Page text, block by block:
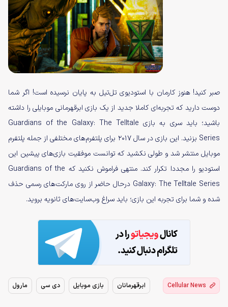
صبر کنید! هنوز کارمان با استودیوی تل‌تیل به پایان نرسیده است! اگر شما
دوست دارید که تجربه‌ای کاملا جدید از یک بازی ابرقهرمانی موبایلی را داشته
باشید؛ باید سری به بازی Guardians of the Galaxy: The Telltale
Series بزنید. این بازی در سال ۲۰۱۷ برای پلتفرم‌های مختلفی از جمله پلتفرم
موبایل منتشر شد و طولی نکشید که توانست موفقیت بازی‌های پیشین این
استودیو را مجددا تکرار کند. منتهی فراموش نکنید که Guardians of the
Galaxy: The Telltale Series درحال حاضر از روی مارکت‌های رسمی حذف
شده و شما برای تجربه این بازی؛ باید سراغ وب‌سایت‌های ثانویه بروید.
Cellular News ابرقهرمانان بازی موبایل دی سی مارول